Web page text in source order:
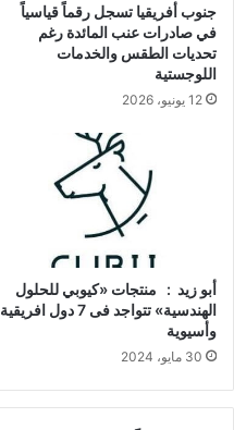
جنوب أفريقيا تسجل رقماً قياسياً
في صادرات عنب المائدة رغم
تحديات الطقس والخدمات
اللوجستية
12 يونيو، 2026
أبو زيد : منتجات «كيوبي للحلول
الهندسية» تتواجد فى 7 دول افريقية
وأسيوية
30 مايو، 2024